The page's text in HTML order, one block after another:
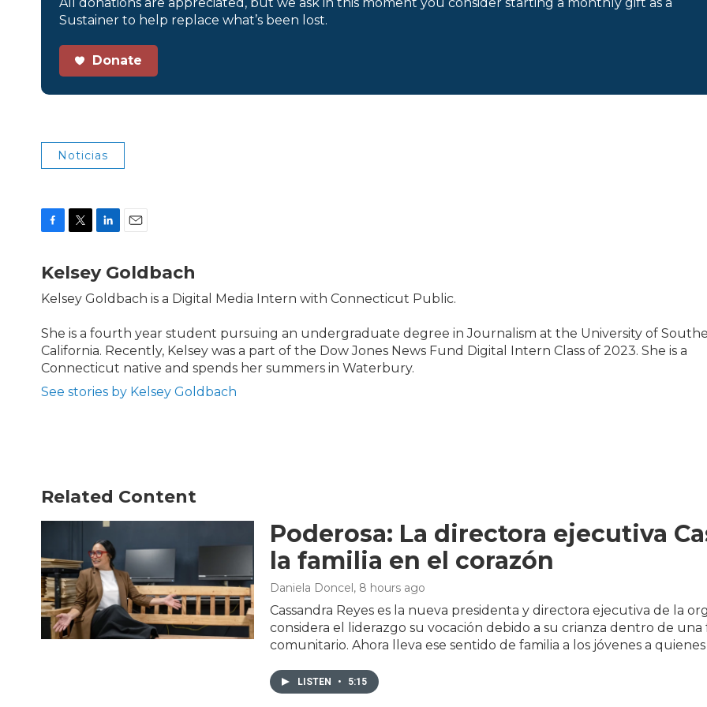
Sustainer to help replace what’s been lost.
Donate
Noticias
c
e
b
k
i
t
t
e
n
k
e
n
a
i
l
Kelsey Goldbach
Kelsey Goldbach is a Digital Media Intern with Connecticut Public.
She is a fourth year student pursuing an undergraduate degree in Journalism at the University of
California. Recently, Kelsey was a part of the Dow Jones News Fund Digital Intern Class of 2023. She is a
Connecticut native and spends her summers in Waterbury.
See stories by Kelsey Goldbach
Related Content
Poderosa: La directora ejecutiva
la familia en el corazón
Daniela Doncel, 8 hours ago
Cassandra Reyes es la nueva presidenta y directora ejecutiva de la
considera el liderazgo su vocación debido a su crianza dentro de
comunitario. Ahora lleva ese sentido de familia a los jóvenes a quienes
LISTEN • 5:15